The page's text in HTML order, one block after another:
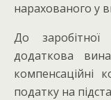
нарахованого у
До
додаткова
компенсаційні
податку на